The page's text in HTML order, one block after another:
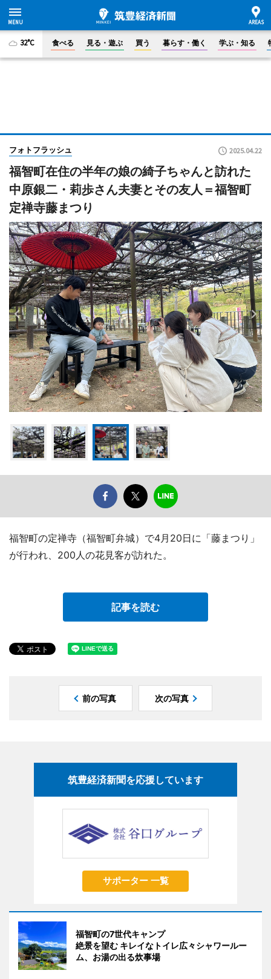
32°C 食べる 見る・遊ぶ 買う 暮らす・働く 学ぶ・知る
フォトフラッシュ 2025.04.22
福智町在住の半年の娘の綺子ちゃんと訪れた
中原銀二・莉歩さん夫妻とその友人＝福智町
定禅寺藤まつり
福智町の定禅寺（福智町弁城）で4月20日に「藤まつり」
が行われ、200人の花見客が訪れた。
記事を読む
前の写真 次の写真
筑豊経済新聞を応援しています
サポーター 一覧
福智町の7世代キャンプ
絶景を望む キレイなトイレ広々シャワールー
ム、お湯の出る炊事場